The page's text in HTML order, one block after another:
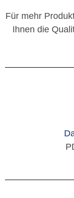
Für mehr
Ihnen die